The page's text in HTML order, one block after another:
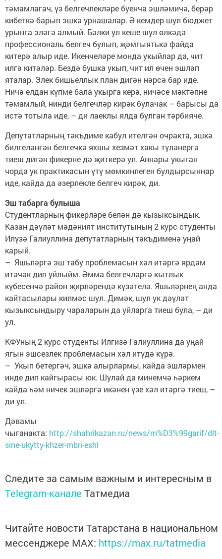
тәмамлагач, үз белгечлекләре буенча эшләмичә, берәр
кибеткә барып эшкә урнашалар. Ә кемдер шул бюджет
урынга эләгә алмый. Бәлки ул кеше шул өлкәдә
профессиональ белгеч булып, җәмгыятькә файда
китерә алыр иде. Икенчеләре монда укыйлар да, чит
илгә китәләр. Бездә бушка укып, чит ил өчен эшләп
яталар. Элек бишьеллык план дигән нәрсә бар иде.
Ничә елдан күпме бала укырга керә, ничәсе мәктәпне
тәмамлый, нинди белгечләр кирәк булачак – барысы да
истә тотыла иде, – ди лаеклы ялда булган тәрбияче.
Депутатларның тәкъдиме кабул ителгән очракта, эшкә
билгеләнгән белгечкә яхшы хезмәт хакы түләнергә
тиеш дигән фикерне дә җиткерә ул. Аннары укыган
чорда ук практикасын үтү мөмкинлеген булдырсыннар
иде, кайда да әзерлекле белгеч кирәк, ди.
Эш табарга булыша
Студентларның фикерләре белән дә кызыксындык.
Казан дәүләт мәдәният институтының 2 курс студенты
Илүзә Галиуллина депутатларның тәкъдименә уңай
карый.
– Яшьләргә эш табу проблемасын хәл итәргә ярдәм
итәчәк дип уйлыйм. Әмма белгечләргә кытлык
күбесенчә район җирләрендә күзәтелә. Яшьләрнең анда
кайтасылары килмәс шул. Димәк, шул ук дәүләт
кызыксындыру чараларын да уйларга тиеш була, – ди
ул.
КФУның 2 курс студенты Илгизә Галиуллина да уңай
ягын эшсезлек проблемасын хәл итүдә күрә.
– Укып бетергәч, эшкә алырлармы, кайда эшләрмен
инде дип кайгырасы юк. Шулай да минемчә һәркем
кайда һәм ничек эшләргә икәнен үзе хәл итәргә тиеш, –
ди ул.
Дәвамы
чыганакта: http://shahrikazan.ru/news/m%D3%99garif/dlt-
sine-ukytty-khzer-mbri-eshl
Следите за самым важным и интересным в
Telegram-канале Татмедиа
Читайте новости Татарстана в национальном
мессенджере MАХ: https://max.ru/tatmedia